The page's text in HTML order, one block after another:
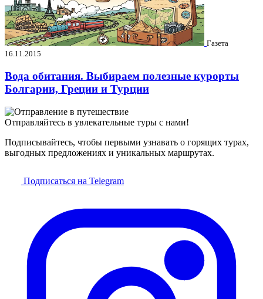
Газета
16.11.2015
Вода обитания. Выбираем полезные курорты
Болгарии, Греции и Турции
Отправляйтесь в увлекательные туры с нами!
Подписывайтесь, чтобы первыми узнавать о горящих турах,
выгодных предложениях и уникальных маршрутах.
Подписаться на Telegram